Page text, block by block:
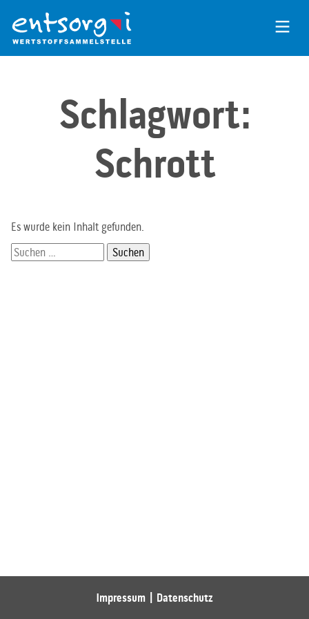
Inhalt
der
Seite
Schlagwort:
Schrott
Es wurde kein Inhalt gefunden.
Suchen
nach:
Impressum Datenschutz